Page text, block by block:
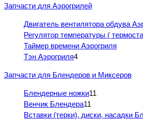
Запчасти для Аэрогрилей
Двигатель вентилятора обдува
Регулятор температуры (
Таймер времени Аэрогриля
Тэн Аэрогриля4
Запчасти для Блендеров и Миксеров
Блендерные ножки11
Венчик Блендера11
Вставки (терки), диски, насадки